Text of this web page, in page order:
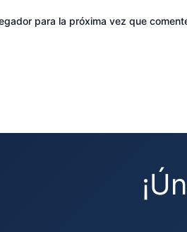
para la próxima vez que